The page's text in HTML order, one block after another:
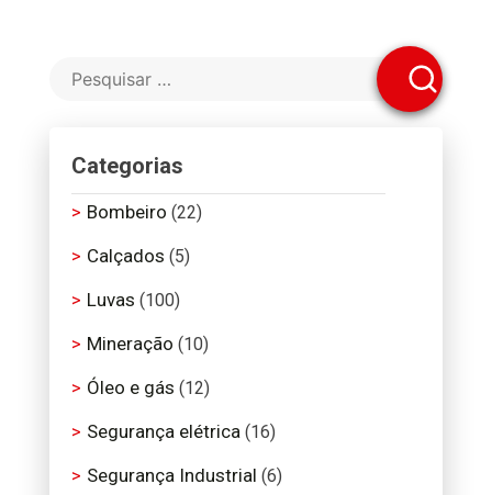
Categorias
Bombeiro (22)
Calçados (5)
Luvas (100)
Mineração (10)
Óleo e gás (12)
Segurança elétrica(16)
Segurança Industrial (6)